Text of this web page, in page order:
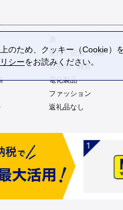
旅行・宿泊・体験
日用品・雑貨
電化製品
ファッション
返礼品なし
のため、クッキー（Cookie）
シーをお読みください。